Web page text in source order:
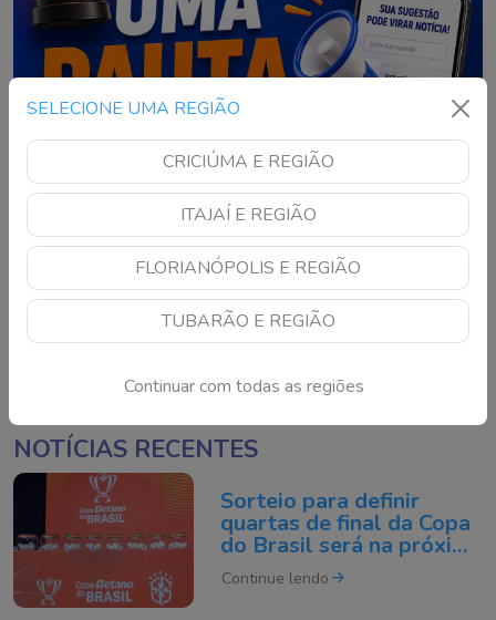
SELECIONE UMA REGIÃO
CRICIÚMA E REGIÃO
ITAJAÍ E REGIÃO
FLORIANÓPOLIS E REGIÃO
TUBARÃO E REGIÃO
Continuar com todas as regiões
NOTÍCIAS RECENTES
Sorteio para definir
quartas de final da Copa
do Brasil será na próxima
semana
Continue lendo